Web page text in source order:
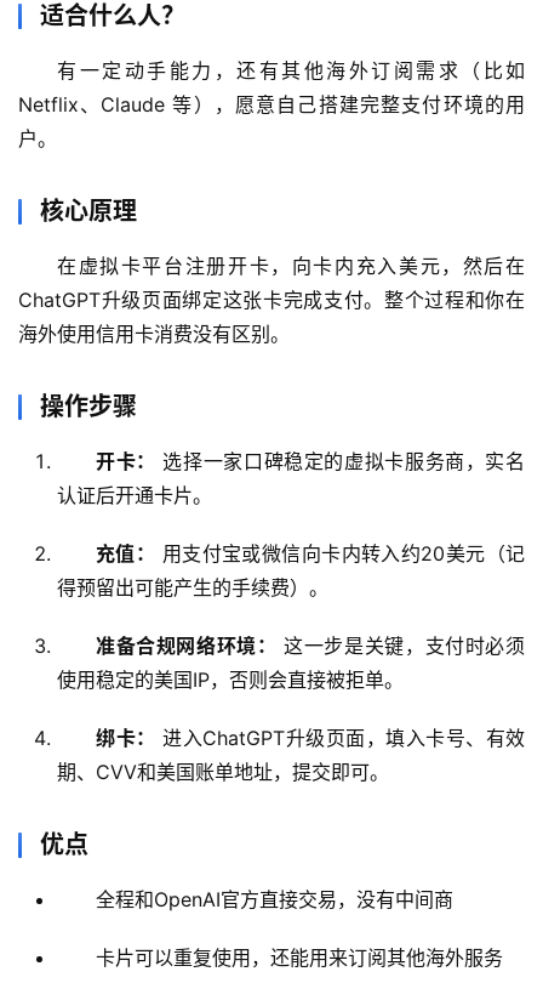
适合什么人？
有一定动手能力，还有其他海外订阅需求（比如
Netflix、Claude 等），愿意自己搭建完整支付环境的用
户。
核心原理
在虚拟卡平台注册开卡，向卡内充入美元，然后在
ChatGPT升级页面绑定这张卡完成支付。整个过程和你在
海外使用信用卡消费没有区别。
操作步骤
开卡：
选择一家口碑稳定的虚拟卡服务商，实名
认证后开通卡片。
充值：
用支付宝或微信向卡内转入约20美元（记
得预留出可能产生的手续费）。
准备合规网络环境：
这一步是关键，支付时必须
使用稳定的美国IP，否则会直接被拒单。
绑卡：
进入ChatGPT升级页面，填入卡号、有效
期、CVV和美国账单地址，提交即可。
优点
全程和OpenAI官方直接交易，没有中间商
卡片可以重复使用，还能用来订阅其他海外服务